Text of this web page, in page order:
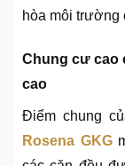
hòa môi trường
Chung cư cao
cao
Điểm chung
Rosena GKG